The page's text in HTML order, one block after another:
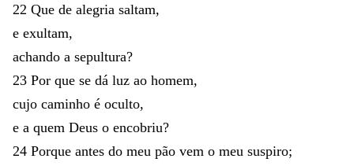
22 Que de alegria saltam,
e exultam,
achando a sepultura?
23 Por que se dá luz ao homem,
cujo caminho é oculto,
e a quem Deus o encobriu?
24 Porque antes do meu pão vem o meu suspiro;